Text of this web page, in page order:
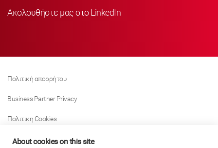
Ακολουθήστε μας στο LinkedIn
Πολιτική απορρήτου
Business Partner Privacy
Πολιτικη Cookies
Modern Slavery Act Policy
About cookies on this site